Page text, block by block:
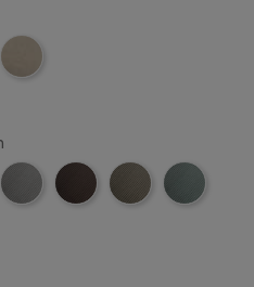
Boucle
Hellgrau-Dunkelbraun-
Khaki-
Mintgreen-